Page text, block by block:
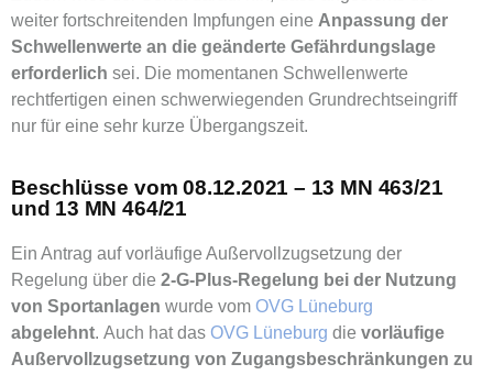
weiter fortschreitenden Impfungen eine Anpassung der
Schwellenwerte an die geänderte Gefährdungslage
erforderlich sei. Die momentanen Schwellenwerte
rechtfertigen einen schwerwiegenden Grundrechtseingriff
nur für eine sehr kurze Übergangszeit.
Beschlüsse vom 08.12.2021 – 13 MN 463/21
und 13 MN 464/21
Ein Antrag auf vorläufige Außervollzugsetzung der
Regelung über die 2-G-Plus-Regelung bei der Nutzung
von Sportanlagen wurde vom OVG Lüneburg
abgelehnt. Auch hat das OVG Lüneburg die vorläufige
Außervollzugsetzung von Zugangsbeschränkungen zu